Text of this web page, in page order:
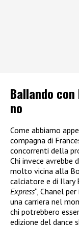
Ballando
no
Come abbiamo
compagna di
concorrenti della
Chi invece avrebbe
molto vicina alla
calciatore e di Ilary
Express“, Chanel
una carriera nel
chi potrebbero
edizione del dance